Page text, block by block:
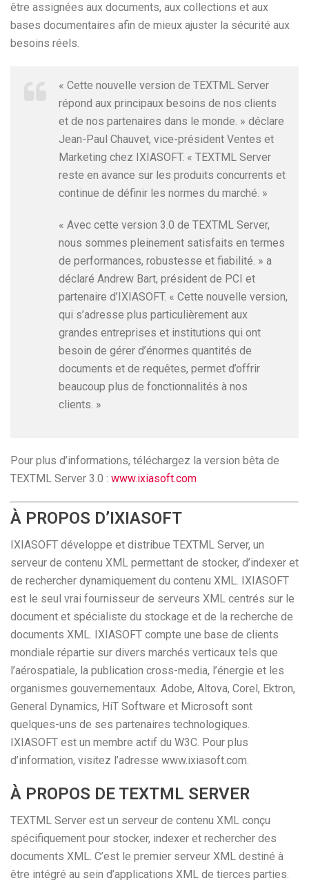
être assignées aux documents, aux collections et aux
bases documentaires afin de mieux ajuster la sécurité aux
besoins réels.
« Cette nouvelle version de TEXTML Server
répond aux principaux besoins de nos clients
et de nos partenaires dans le monde. » déclare
Jean-Paul Chauvet, vice-président Ventes et
Marketing chez IXIASOFT. « TEXTML Server
reste en avance sur les produits concurrents et
continue de définir les normes du marché. »
« Avec cette version 3.0 de TEXTML Server,
nous sommes pleinement satisfaits en termes
de performances, robustesse et fiabilité. » a
déclaré Andrew Bart, président de PCI et
partenaire d’IXIASOFT. « Cette nouvelle version,
qui s’adresse plus particulièrement aux
grandes entreprises et institutions qui ont
besoin de gérer d’énormes quantités de
documents et de requêtes, permet d’offrir
beaucoup plus de fonctionnalités à nos
clients. »
Pour plus d’informations, téléchargez la version bêta de
TEXTML Server 3.0 : www.ixiasoft.com
À PROPOS D’IXIASOFT
IXIASOFT développe et distribue TEXTML Server, un
serveur de contenu XML permettant de stocker, d’indexer et
de rechercher dynamiquement du contenu XML. IXIASOFT
est le seul vrai fournisseur de serveurs XML centrés sur le
document et spécialiste du stockage et de la recherche de
documents XML. IXIASOFT compte une base de clients
mondiale répartie sur divers marchés verticaux tels que
l’aérospatiale, la publication cross-media, l’énergie et les
organismes gouvernementaux. Adobe, Altova, Corel, Ektron,
General Dynamics, HiT Software et Microsoft sont
quelques-uns de ses partenaires technologiques.
IXIASOFT est un membre actif du W3C. Pour plus
d’information, visitez l’adresse www.ixiasoft.com.
À PROPOS DE TEXTML SERVER
TEXTML Server est un serveur de contenu XML conçu
spécifiquement pour stocker, indexer et rechercher des
documents XML. C’est le premier serveur XML destiné à
être intégré au sein d’applications XML de tierces parties.